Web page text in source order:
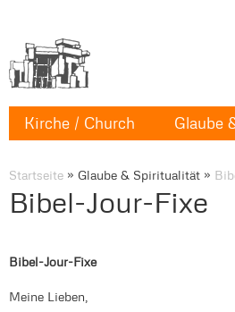
Kirche / Church Glaube
Startseite » Glaube & Spiritualität »
Bibel-Jour-Fixe
Bibel-Jour-Fixe
Meine Lieben,